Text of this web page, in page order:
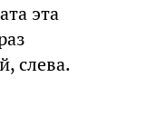
эта
слева.